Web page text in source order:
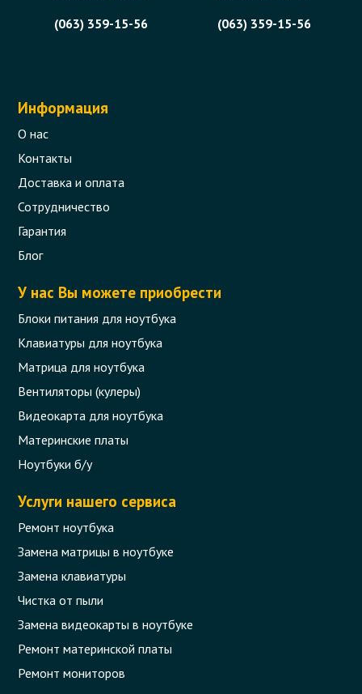
(063) 359-15-56
(063) 359-15-56
Информация
О нас
Контакты
Доставка и оплата
Сотрудничество
Гарантия
Блог
У нас Вы можете приобрести
Блоки питания для ноутбука
Клавиатуры для ноутбука
Матрица для ноутбука
Вентиляторы (кулеры)
Видеокарта для ноутбука
Материнские платы
Ноутбуки б/у
Услуги нашего сервиса
Ремонт ноутбука
Замена матрицы в ноутбуке
Замена клавиатуры
Чистка от пыли
Замена видеокарты в ноутбуке
Ремонт материнской платы
Ремонт мониторов